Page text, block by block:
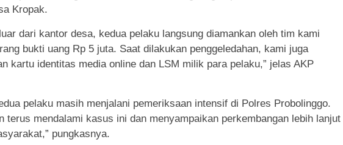
Kropak.
dari kantor desa, kedua pelaku langsung diamankan oleh tim kami
bukti uang Rp 5 juta. Saat dilakukan penggeledahan, kami juga
kartu identitas media online dan LSM milik para pelaku,” jelas AKP
pelaku masih menjalani pemeriksaan intensif di Polres Probolinggo.
terus mendalami kasus ini dan menyampaikan perkembangan lebih lanjut
pungkasnya.